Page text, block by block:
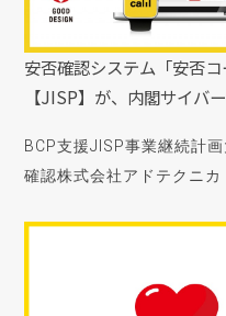
安否確認システム「安否
【JISP】が、内閣サイバ
BCP支援JISP事業継続計画
確認株式会社アドテクニカ